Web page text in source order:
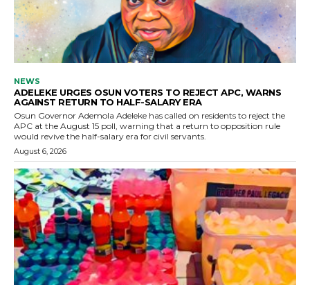
NEWS
ADELEKE URGES OSUN VOTERS TO REJECT APC, WARNS
AGAINST RETURN TO HALF-SALARY ERA
Osun Governor Ademola Adeleke has called on residents to reject the
APC at the August 15 poll, warning that a return to opposition rule
would revive the half-salary era for civil servants.
August 6, 2026